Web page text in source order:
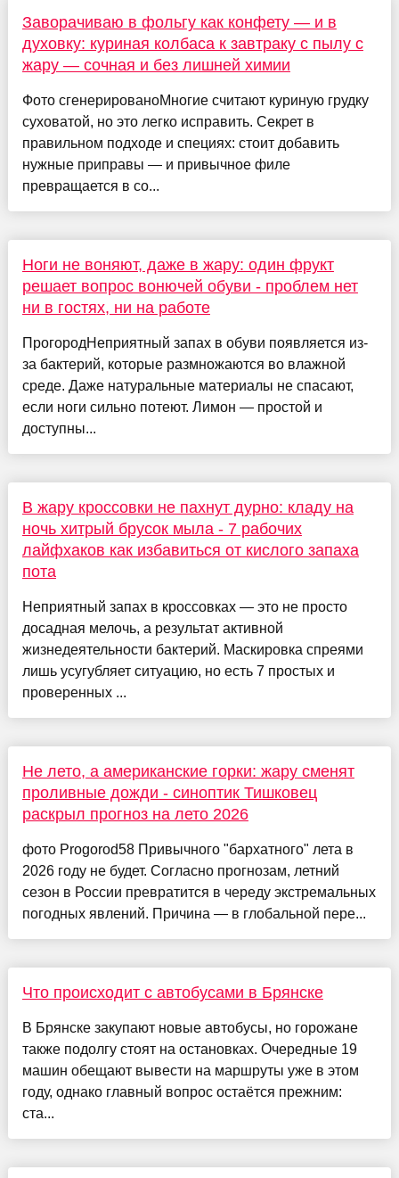
Заворачиваю в фольгу как конфету — и в
духовку: куриная колбаса к завтраку с пылу с
жару — сочная и без лишней химии
Фото сгенерированоМногие считают куриную грудку
суховатой, но это легко исправить. Секрет в
правильном подходе и специях: стоит добавить
нужные приправы — и привычное филе
превращается в со...
Ноги не воняют, даже в жару: один фрукт
решает вопрос вонючей обуви - проблем нет
ни в гостях, ни на работе
ПрогородНеприятный запах в обуви появляется из-
за бактерий, которые размножаются во влажной
среде. Даже натуральные материалы не спасают,
если ноги сильно потеют. Лимон — простой и
доступны...
В жару кроссовки не пахнут дурно: кладу на
ночь хитрый брусок мыла - 7 рабочих
лайфхаков как избавиться от кислого запаха
пота
Неприятный запах в кроссовках — это не просто
досадная мелочь, а результат активной
жизнедеятельности бактерий. Маскировка спреями
лишь усугубляет ситуацию, но есть 7 простых и
проверенных ...
Не лето, а американские горки: жару сменят
проливные дожди - синоптик Тишковец
раскрыл прогноз на лето 2026
фото Progorod58 Привычного "бархатного" лета в
2026 году не будет. Согласно прогнозам, летний
сезон в России превратится в череду экстремальных
погодных явлений. Причина — в глобальной пере...
Что происходит с автобусами в Брянске
В Брянске закупают новые автобусы, но горожане
также подолгу стоят на остановках. Очередные 19
машин обещают вывести на маршруты уже в этом
году, однако главный вопрос остаётся прежним:
ста...